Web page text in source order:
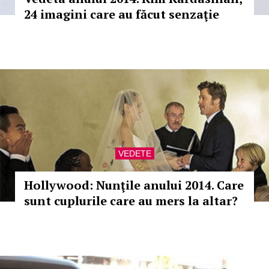
24 imagini care au făcut senzaţie
VEDETE
Hollywood: Nunţile anului 2014. Care
sunt cuplurile care au mers la altar?